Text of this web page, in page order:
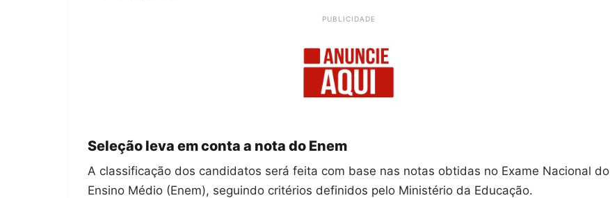
PUBLICIDADE
Seleção leva em conta a nota do Enem
A classificação dos candidatos será feita com base nas notas obtidas no Exame Nacional do
Ensino Médio (Enem), seguindo critérios definidos pelo Ministério da Educação.